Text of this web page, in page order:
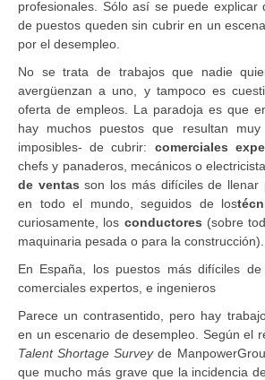
profesionales. Sólo así se puede
de puestos queden sin cubrir en un
por el desempleo.
No se trata de trabajos que nadie
avergüenzan a uno, y tampoco es
oferta de empleos. La paradoja es que
hay muchos puestos que resultan
imposibles- de cubrir: comerciales
chefs y panaderos, mecánicos o
de ventas son los más difíciles de llenar
en todo el mundo, seguidos de los
curiosamente, los conductores (sobre
maquinaria pesada o para la construcción).
En España, los puestos más difíciles de
comerciales expertos, e ingenieros
Parece un contrasentido, pero hay
en un escenario de desempleo. Según el
Talent Shortage Surveyde
que mucho más grave que la incidencia